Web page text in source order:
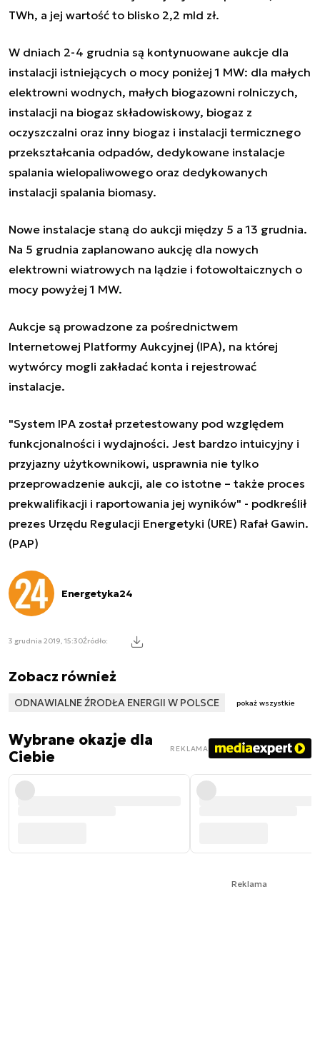
TWh, a jej wartość to blisko 2,2 mld zł.
W dniach 2-4 grudnia są kontynuowane aukcje dla
instalacji istniejących o mocy poniżej 1 MW: dla małych
elektrowni wodnych, małych biogazowni rolniczych,
instalacji na biogaz składowiskowy, biogaz z
oczyszczalni oraz inny biogaz i instalacji termicznego
przekształcania odpadów, dedykowane instalacje
spalania wielopaliwowego oraz dedykowanych
instalacji spalania biomasy.
Nowe instalacje staną do aukcji między 5 a 13 grudnia.
Na 5 grudnia zaplanowano aukcję dla nowych
elektrowni wiatrowych na lądzie i fotowoltaicznych o
mocy powyżej 1 MW.
Aukcje są prowadzone za pośrednictwem
Internetowej Platformy Aukcyjnej (IPA), na której
wytwórcy mogli zakładać konta i rejestrować
instalacje.
"System IPA został przetestowany pod względem
funkcjonalności i wydajności. Jest bardzo intuicyjny i
przyjazny użytkownikowi, usprawnia nie tylko
przeprowadzenie aukcji, ale co istotne – także proces
prekwalifikacji i raportowania jej wyników" - podkreślił
prezes Urzędu Regulacji Energetyki (URE) Rafał Gawin.
(PAP)
Energetyka24
3 grudnia 2019, 15:30Źródło:
Zobacz również
ODNAWIALNE ŹRODŁA ENERGII W POLSCE pokaż wszystkie
Wybrane okazje dla
Ciebie
REKLAMA
Reklama